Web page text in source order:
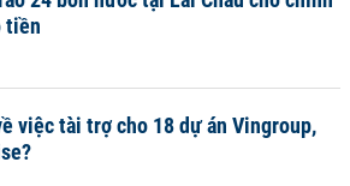
tiền
việc tài trợ cho 18 dự án Vingroup,